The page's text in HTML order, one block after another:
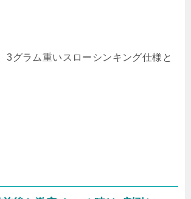
3グラム重いスローシンキング仕様と